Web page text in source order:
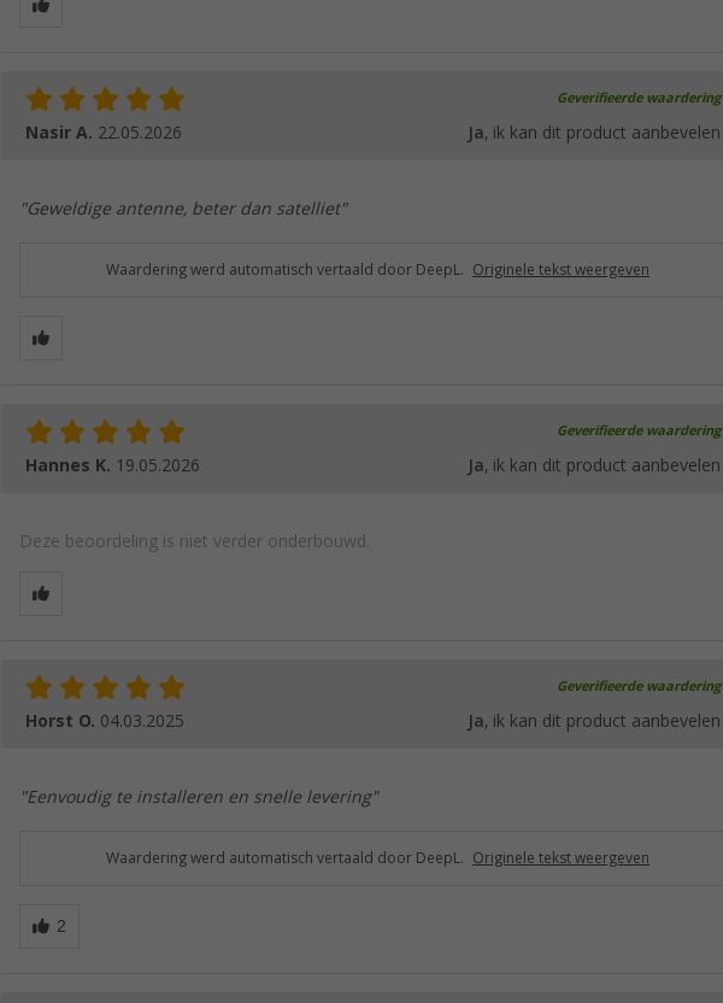
Geverifieerde waardering
Nasir A. 22.05.2026 Ja, ik kan dit product aanbevelen
"Geweldige antenne, beter dan satelliet"
Waardering werd automatisch vertaald door DeepL. Originele tekst weergeven
Geverifieerde waardering
Hannes K. 19.05.2026 Ja, ik kan dit product aanbevelen
Deze beoordeling is niet verder onderbouwd.
Geverifieerde waardering
Horst O. 04.03.2025 Ja, ik kan dit product aanbevelen
"Eenvoudig te installeren en snelle levering"
Waardering werd automatisch vertaald door DeepL. Originele tekst weergeven